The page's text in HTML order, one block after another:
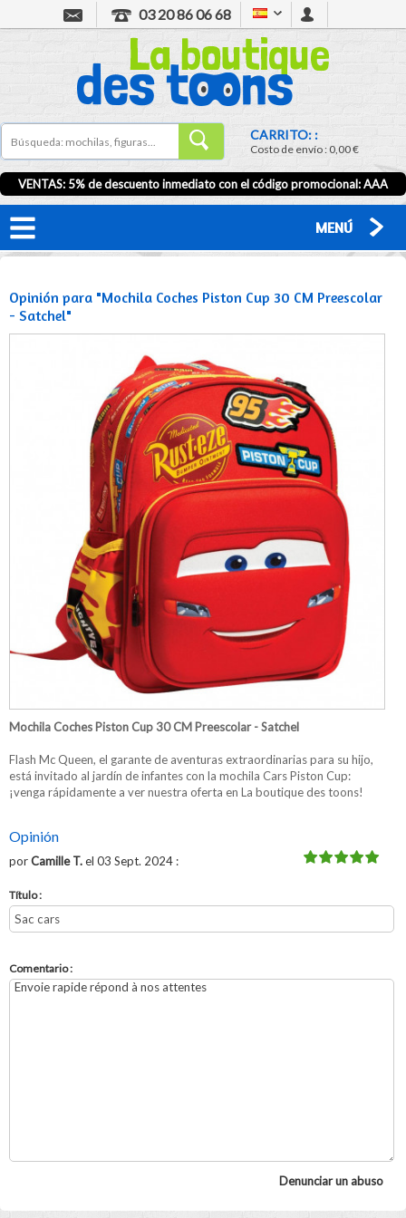
03 20 86 06 68
CARRITO: :
Costo de envío :0,00 €
VENTAS: 5% de descuento inmediato con el código promocional:AAA
MENÚ
Opinión para "Mochila Coches Piston Cup 30 CM Preescolar
- Satchel"
Mochila Coches Piston Cup 30 CM Preescolar - Satchel
Flash Mc Queen, el garante de aventuras extraordinarias para su hijo,
está invitado al jardín de infantes con la mochila Cars Piston Cup:
¡venga rápidamente a ver nuestra oferta en La boutique des toons!
Opinión
porCamille T.el 03 Sept. 2024 :
Título :
Comentario :
Denunciar un abuso